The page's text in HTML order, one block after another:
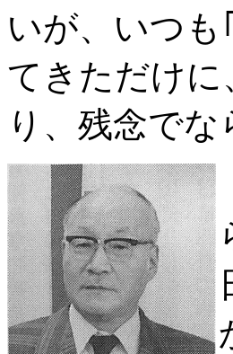
いが、いつ
てきただけ
り、残念でな